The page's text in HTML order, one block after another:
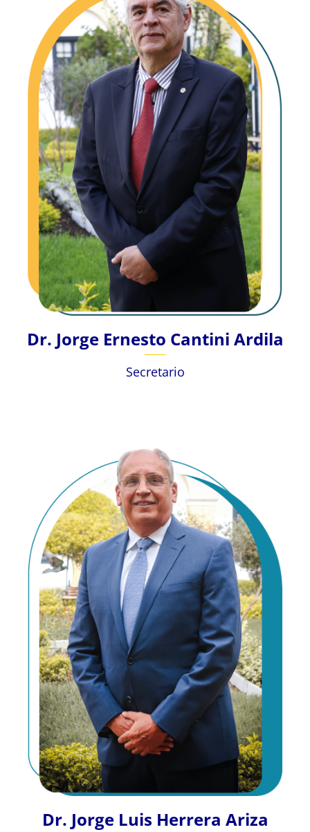
Dr. Jorge Ernesto Cantini Ardila
Secretario
Dr. Jorge Luis Herrera Ariza